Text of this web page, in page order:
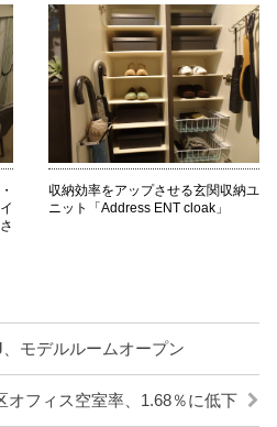
収納効率をアップさせる玄関収納ユ
ニット「Address ENT cloak」
モデルルームオープン
オフィス空室率、1.68％に低下